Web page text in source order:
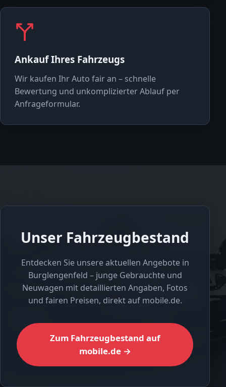
Ankauf Ihres Fahrzeugs
Wir kaufen Ihr Auto fair an – schnelle
Bewertung und unkomplizierter Ablauf per
Anfrageformular.
Unser Fahrzeugbestand
Entdecken Sie unsere aktuellen Angebote in
Burglengenfeld – junge Gebrauchte und
Neuwagen mit detaillierten Angaben, Fotos
und fairen Preisen, direkt auf mobile.de.
Zum Fahrzeugbestand auf
mobile.de →